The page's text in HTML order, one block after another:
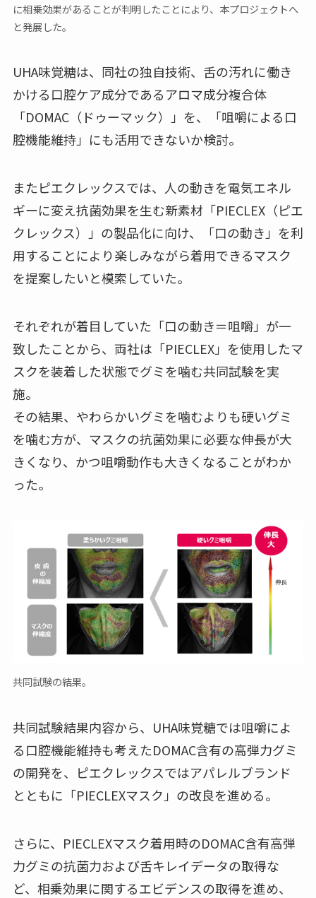
に相乗効果があることが判明したことにより、本プロジェクトへ
と発展した。
UHA味覚糖は、同社の独自技術、舌の汚れに働き
かける口腔ケア成分であるアロマ成分複合体
「DOMAC（ドゥーマック）」を、「咀嚼による口
腔機能維持」にも活用できないか検討。
またピエクレックスでは、人の動きを電気エネル
ギーに変え抗菌効果を生む新素材「PIECLEX（ピエ
クレックス）」の製品化に向け、「口の動き」を利
用することにより楽しみながら着用できるマスク
を提案したいと模索していた。
それぞれが着目していた「口の動き＝咀嚼」が一
致したことから、両社は「PIECLEX」を使用したマ
スクを装着した状態でグミを噛む共同試験を実
施。
その結果、やわらかいグミを噛むよりも硬いグミ
を噛む方が、マスクの抗菌効果に必要な伸長が大
きくなり、かつ咀嚼動作も大きくなることがわか
った。
共同試験の結果。
共同試験結果内容から、UHA味覚糖では咀嚼によ
る口腔機能維持も考えたDOMAC含有の高弾力グミ
の開発を、ピエクレックスではアパレルブランド
とともに「PIECLEXマスク」の改良を進める。
さらに、PIECLEXマスク着用時のDOMAC含有高弾
力グミの抗菌力および舌キレイデータの取得な
ど、相乗効果に関するエビデンスの取得を進め、